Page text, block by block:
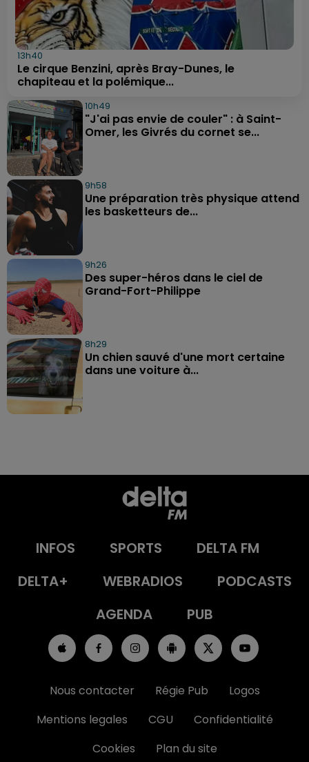
13h40
Le cirque Benzini, après Bray-Dunes, le
chapiteau et la polémique...
10h49
"J'ai pas envie de couler" : à Saint-
Omer, les Givrés du cornet se...
9h58
Une préparation très physique attend
les basketteurs de...
9h26
Des super-héros dans le ciel de
Grand-Fort-Philippe
8h29
Un chien sauvé d'une mort certaine
dans une voiture à...
INFOS SPORTS
DELTA FM
DELTA+
WEBRADIOS
PODCASTS
AGENDA
PUB
Nous contacter Régie Pub
Logos
Mentions legales
CGU
Confidentialité
Cookies
Plan du site